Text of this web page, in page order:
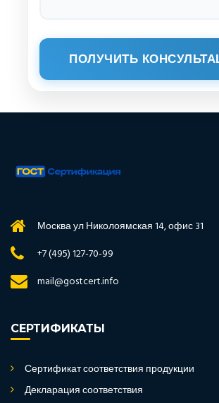
ПОЛУЧИТЬ
Москва ул Николоямская 14, офис 31
+7 (495) 127-70-99
mail@gostcert.info
СЕРТИФИКАТЫ
Сертификат соответствия продукции
Декларация соответствия